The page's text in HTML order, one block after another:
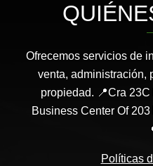
Ofrecemos servicios de
venta, administración,
propiedad. 📍Cra
Business Center Of
Políticas